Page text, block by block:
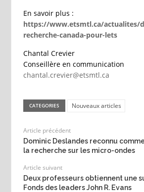
En savoir plus :
https://www.etsmtl.ca/actualites/
recherche-canada-pour-lets
Chantal Crevier
Conseillère en communication
chantal.crevier@etsmtl.ca
CATEGORIES Nouveaux articles
Article précédent
Dominic Deslandes reconnu
la recherche sur les micro-ondes
Article suivant
Deux professeurs obtiennent une
Fonds des leaders John R. Evans